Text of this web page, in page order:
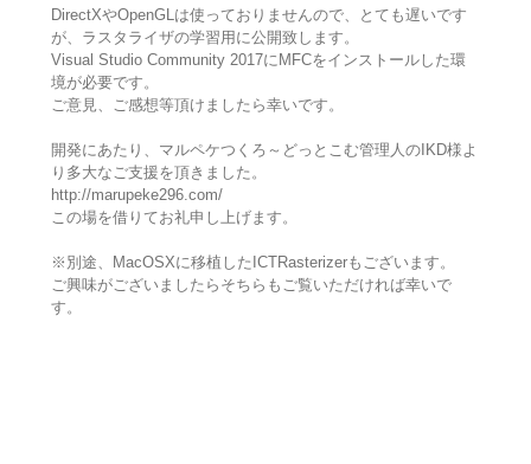
DirectXやOpenGLは使っておりませんので、とても遅いです
が、ラスタライザの学習用に公開致します。
Visual Studio Community 2017にMFCをインストールした環
境が必要です。
ご意見、ご感想等頂けましたら幸いです。
開発にあたり、マルペケつくろ～どっとこむ管理人のIKD様よ
り多大なご支援を頂きました。
http://marupeke296.com/
この場を借りてお礼申し上げます。
※別途、MacOSXに移植したICTRasterizerもございます。
ご興味がございましたらそちらもご覧いただければ幸いで
す。